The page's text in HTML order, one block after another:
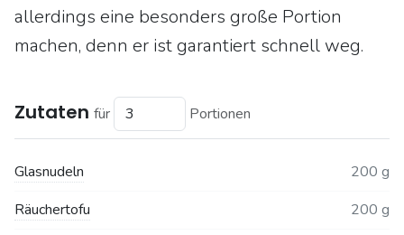
allerdings eine besonders große Portion
machen, denn er ist garantiert schnell weg.
Zutaten für Portionen
Glasnudeln
200 g
Räuchertofu
200 g